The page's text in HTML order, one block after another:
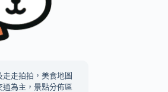
走拍拍，美食地圖
為主，景點分佈區